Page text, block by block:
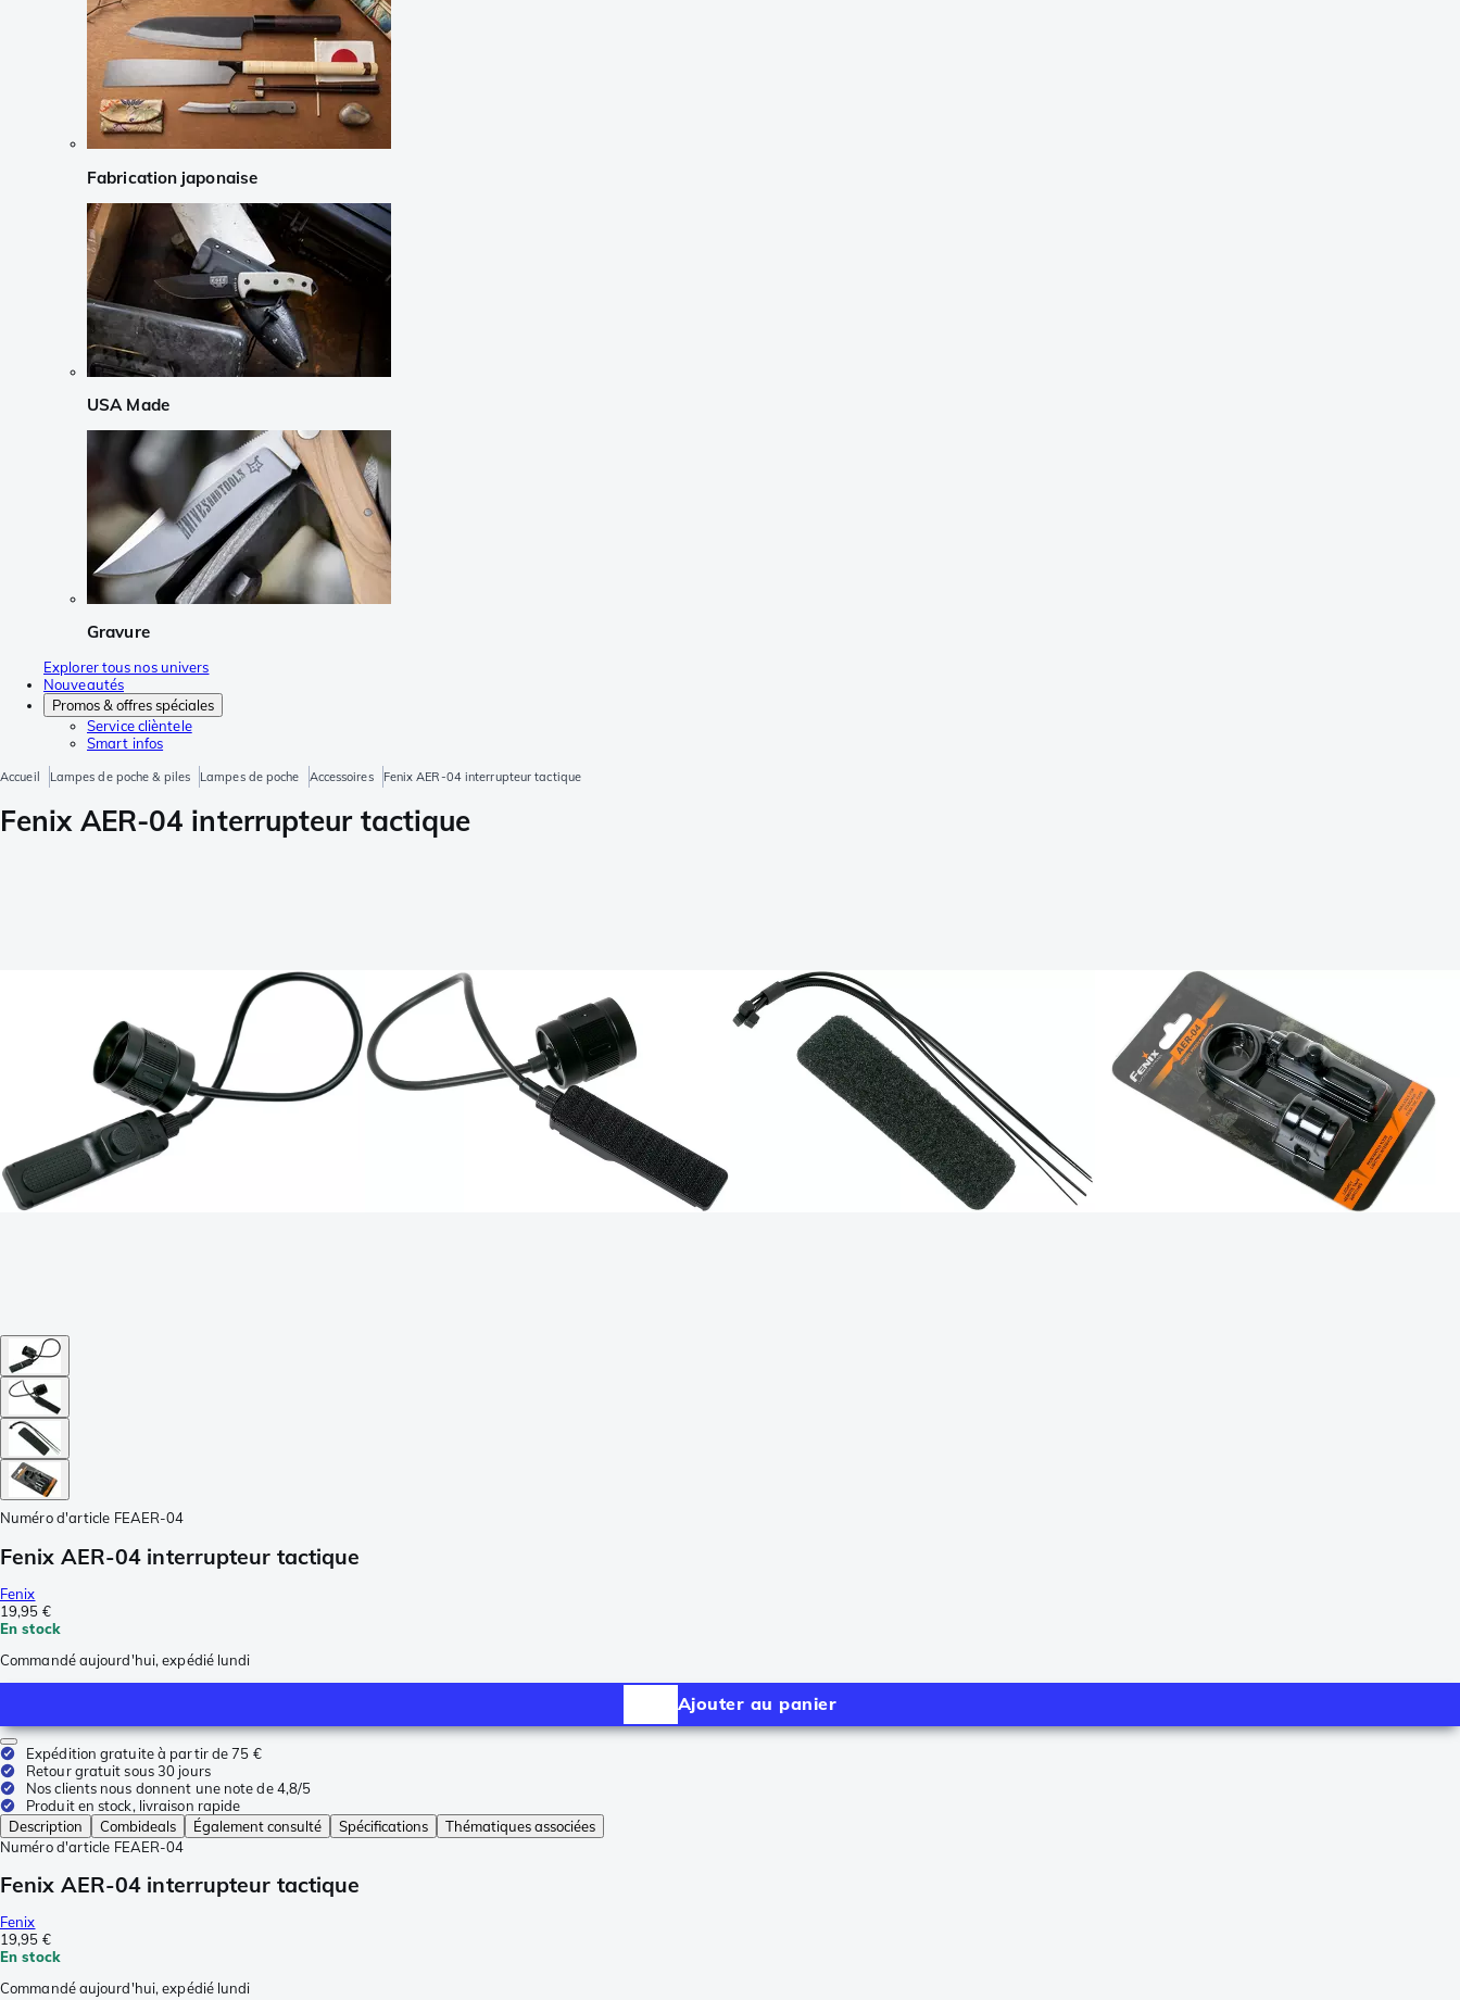
Fabrication japonaise
USA Made
Gravure
Explorer tous nos univers
Nouveautés
Promos & offres spéciales
Service clièntele
Smart infos
Accueil Lampes de poche & piles Lampes de poche Accessoires Fenix AER-04 interrupteur tactique
Fenix AER-04 interrupteur tactique
Numéro d'article FEAER-04
Fenix AER-04 interrupteur tactique
Fenix
19,95 €
En stock
Commandé aujourd'hui, expédié lundi
Ajouter au panier
Expédition gratuite à partir de 75 €
Retour gratuit sous 30 jours
Nos clients nous donnent une note de 4,8/5
Produit en stock, livraison rapide
Description
Combideals Également consulté Spécifications
Thématiques associées
Numéro d'article FEAER-04
Fenix AER-04 interrupteur tactique
Fenix
19,95 €
En stock
Commandé aujourd'hui, expédié lundi